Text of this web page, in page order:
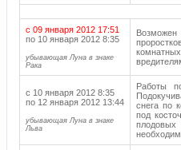
с 09 января 2012 17:51
по 10 января 2012 8:35
убывающая Луна в знаке
Рака
с 10 января 2012 8:35
по 12 января 2012 13:44
убывающая Луна в знаке
Льва
Работы
снега по
под